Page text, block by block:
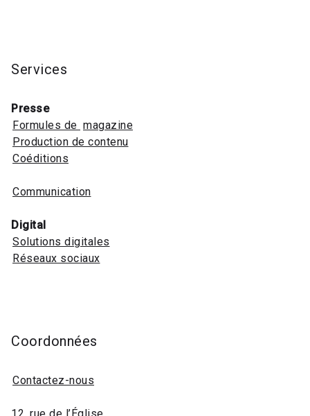
Services
Presse
Formules de magazine
Production de contenu
Coéditions
Communication
Digital
Solutions digitales
Réseaux sociaux
Coordonnées
Contactez-nous